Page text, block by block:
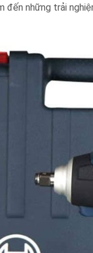
những trải